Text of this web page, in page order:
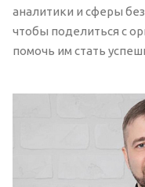
аналитики и сферы
чтобы поделиться с
помочь им стать